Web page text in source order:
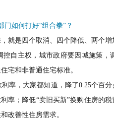
门如何打好“组合拳”？
就是四个取消、四个降低、两个增
控自主权，城市政府要因城施策
宅和非普通住宅标准。
率，大家都知道，降了0.25个百
率；降低“卖旧买新”换购住房的
改善性住房需求。